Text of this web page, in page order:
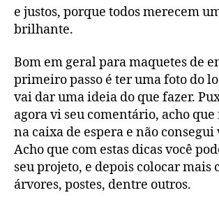
e justos, porque todos merecem
brilhante.
Bom em geral para maquetes de
primeiro passo é ter uma foto do
vai dar uma ideia do que fazer.
agora vi seu comentário, acho
na caixa de espera e não
Acho que com estas dicas você
seu projeto, e depois colocar mais
árvores, postes, dentre outros.